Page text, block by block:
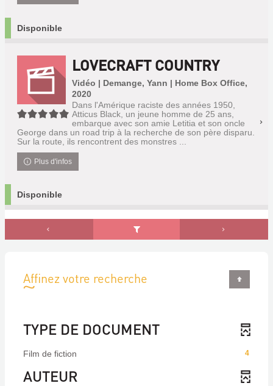
Disponible
5/5
LOVECRAFT COUNTRY
Vidéo | Demange, Yann | Home Box Office,
2020
Dans l'Amérique raciste des années 1950,
Atticus Black, un jeune homme de 25 ans,
embarque avec son amie Letitia et son oncle
George dans un road trip à la recherche de son père disparu.
Sur la route, ils rencontrent des monstres ...
Plus d'infos
Disponible
Affinez votre recherche
TYPE DE DOCUMENT
4
Film de fiction
AUTEUR